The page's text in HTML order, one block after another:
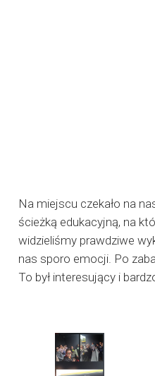
Na miejscu czekało na
ścieżką edukacyjną, na
widzieliśmy prawdziwe
nas sporo emocji. Po
To był interesujący i